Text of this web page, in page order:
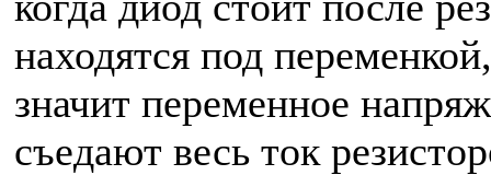
находятся под
значит переменное
съедают весь ток